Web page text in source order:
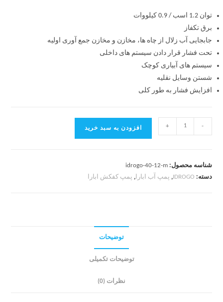
توان 1.2 اسب / 0.9 کیلووات
برق تکفاز
جابجایی آب زلال از چاه ها، مخازن و مخازن جمع آوری اولیه
تحت فشار قرار دادن سیستم های داخلی
سیستم های آبیاری کوچک
شستن وسایل نقلیه
افزایش فشار به طور کلی
-
+ افزودن به سبد خرید
شناسه محصول:idrogo-40-12-m
دسته: IDROGO
, پمپ آب ابارا, پمپ کفکش ابارا
توضیحات
توضیحات تکمیلی
نظرات (0)